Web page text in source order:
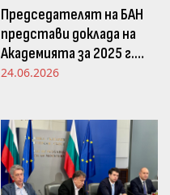
Председателят на БАН
представи доклада на
Академията за 2025 г.
пред Просветната
24.06.2026